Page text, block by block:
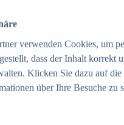
Report
des Umsatzes in
und weltweit
verwenden Cookies, um
dass der Inhalt korrekt
Klicken Sie dazu auf
über Ihre Besuche